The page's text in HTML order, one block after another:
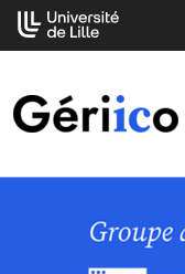
Aller
au
Cookies management